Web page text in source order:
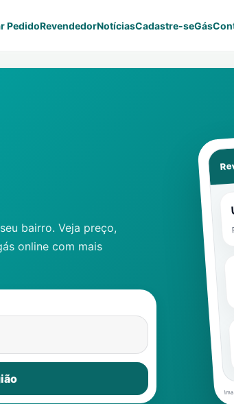
PedidoRevendedorNotíciasCadastre-seGás
bairro. Veja preço,
online com mais